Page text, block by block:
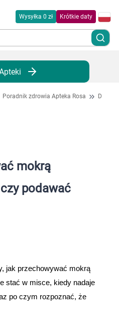
Wysyłka 0 zł Krótkie daty
Poradnik zdrowia Apteka Rosa Dla
mokrą
podawać
jak przechowywać mokrą
stać w misce, kiedy nadaje
po czym rozpoznać, że